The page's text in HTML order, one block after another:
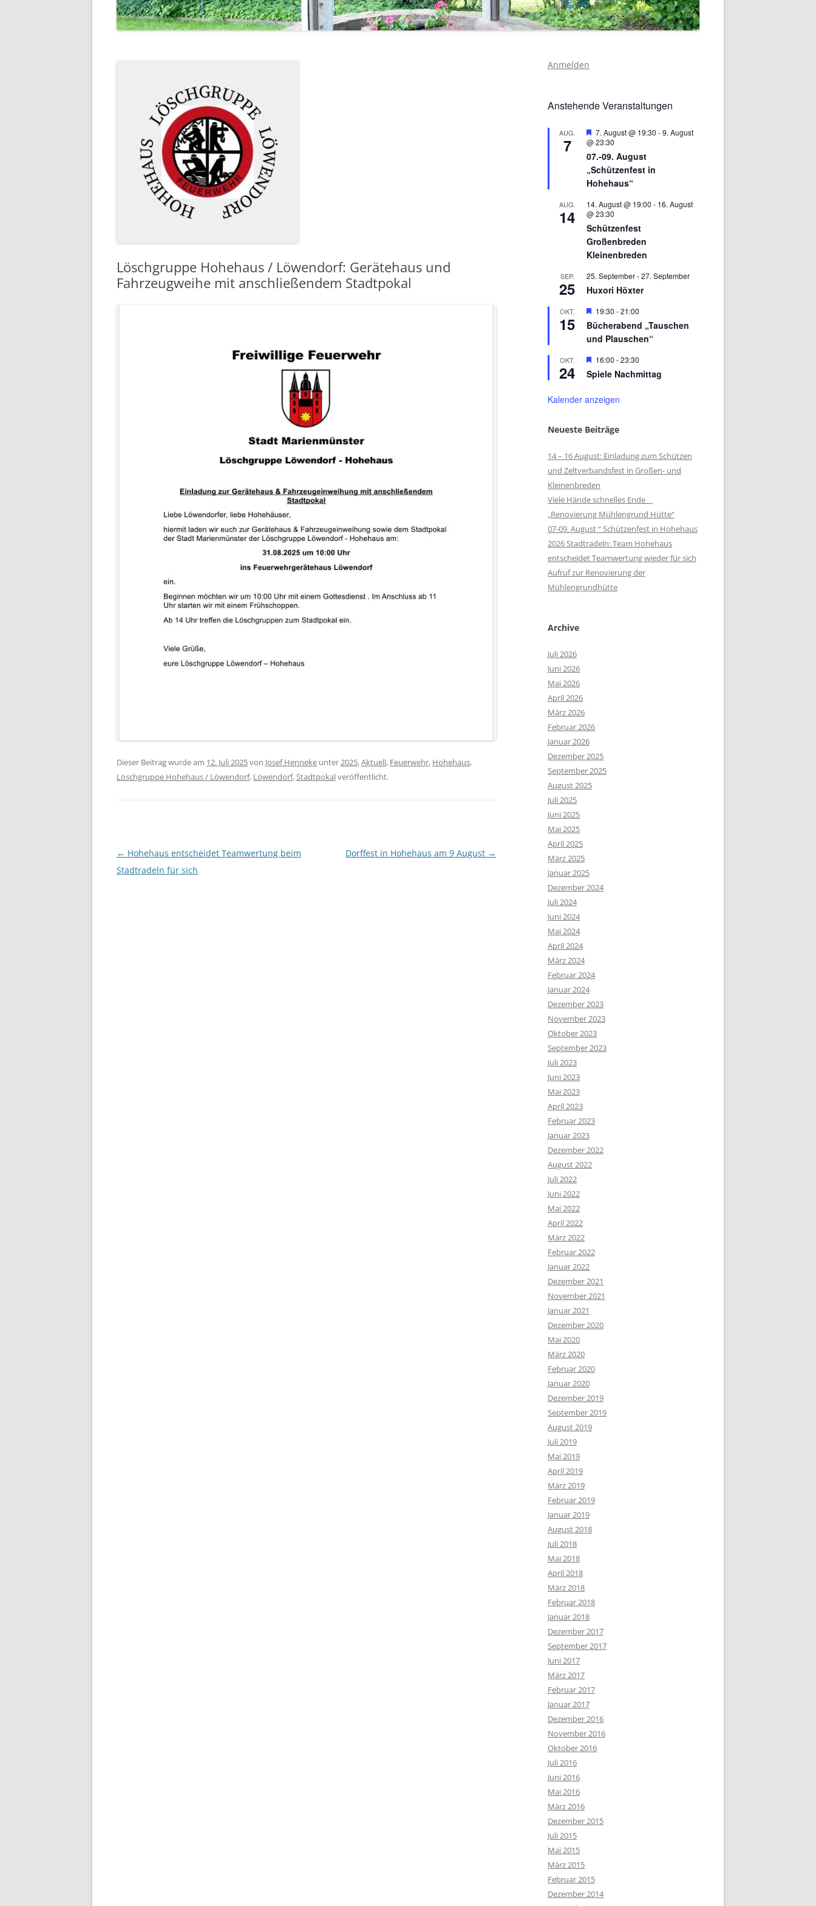
1971 – 1980
1961 – 1970
STERNSINGER / HEILIGE DREI
KÖNIGE
EHRENMAL
SCHUTZHÜTTE
UNSER DORF HAT ZUKUNFT
LUFTBILDER
Löschgruppe Hohehaus / Löwendorf: Gerätehaus und
Fahrzeugweihe mit anschließendem Stadtpokal
Dieser Beitrag wurde am 12. Juli 2025von Josef Henneke unter2025,Aktuell, Feuerwehr, Hohehaus,
Löschgruppe Hohehaus / Löwendorf, Löwendorf,Stadtpokalveröffentlicht.
Beitragsnavigation
← Hohehaus entscheidet Teamwertung beim
Stadtradeln für sich
Dorffest in Hohehaus am 9 August →
Anmelden
Anstehende Veranstaltungen
AUG.
7
Hervorgehoben
7. August @ 19:30 -9. August
@ 23:30
07.-09. August
„Schützenfest in
Hohehaus“
AUG.
14
14. August @ 19:00 - 16. August
@ 23:30
Schützenfest
Großenbreden
Kleinenbreden
SEP.
25
25. September-27. September
Huxori Höxter
OKT.
15
Hervorgehoben
19:30 -21:00
Bücherabend „Tauschen
und Plauschen“
OKT.
24
Hervorgehoben
16:00 -23:30
Spiele Nachmittag
Kalender anzeigen
Neueste Beiträge
14 – 16 August: Einladung zum Schützen
und Zeltverbandsfest in Großen- und
Kleinenbreden
Viele Hände schnelles Ende
„Renovierung Mühlengrund Hütte“
07-09. August “ Schützenfest in Hohehaus
2026 Stadtradeln: Team Hohehaus
entscheidet Teamwertung wieder für sich
Aufruf zur Renovierung der
Mühlengrundhütte
Archive
Juli 2026
Juni 2026
Mai 2026
April 2026
März 2026
Februar 2026
Januar 2026
Dezember 2025
September 2025
August 2025
Juli 2025
Juni 2025
Mai 2025
April 2025
März 2025
Januar 2025
Dezember 2024
Juli 2024
Juni 2024
Mai 2024
April 2024
März 2024
Februar 2024
Januar 2024
Dezember 2023
November 2023
Oktober 2023
September 2023
Juli 2023
Juni 2023
Mai 2023
April 2023
Februar 2023
Januar 2023
Dezember 2022
August 2022
Juli 2022
Juni 2022
Mai 2022
April 2022
März 2022
Februar 2022
Januar 2022
Dezember 2021
November 2021
Januar 2021
Dezember 2020
Mai 2020
März 2020
Februar 2020
Januar 2020
Dezember 2019
September 2019
August 2019
Juli 2019
Mai 2019
April 2019
März 2019
Februar 2019
Januar 2019
August 2018
Juli 2018
Mai 2018
April 2018
März 2018
Februar 2018
Januar 2018
Dezember 2017
September 2017
Juni 2017
März 2017
Februar 2017
Januar 2017
Dezember 2016
November 2016
Oktober 2016
Juli 2016
Juni 2016
Mai 2016
März 2016
Dezember 2015
Juli 2015
Mai 2015
März 2015
Februar 2015
Dezember 2014